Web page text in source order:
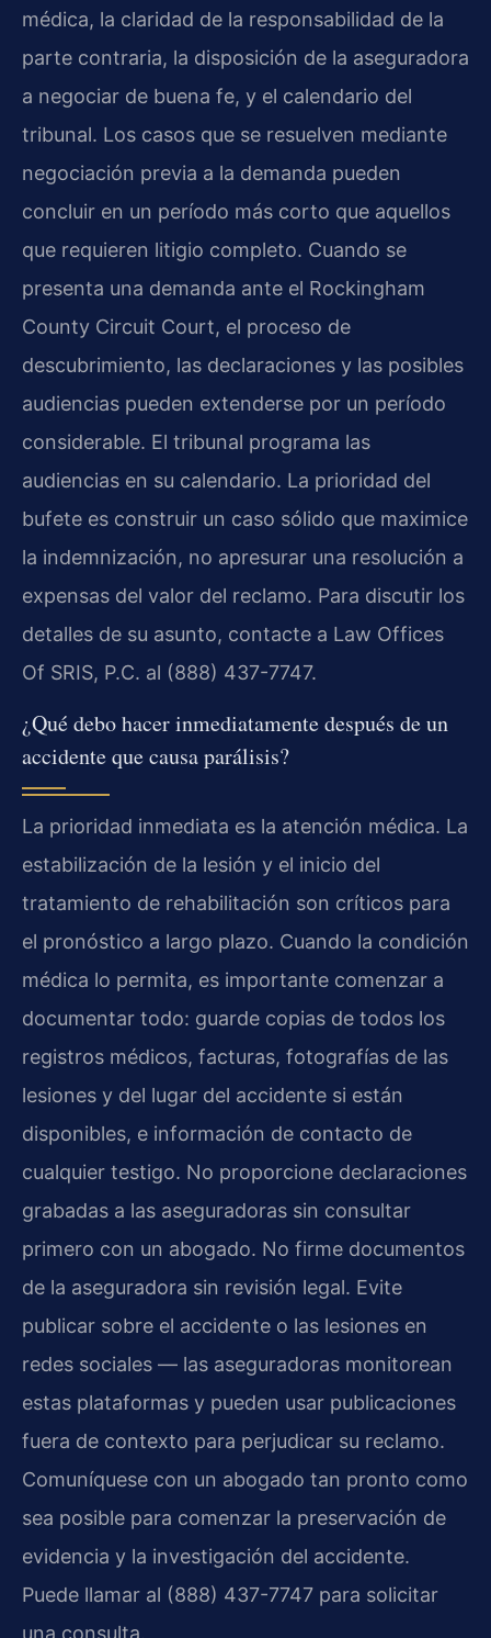
médica, la claridad de la responsabilidad de la
parte contraria, la disposición de la aseguradora
a negociar de buena fe, y el calendario del
tribunal. Los casos que se resuelven mediante
negociación previa a la demanda pueden
concluir en un período más corto que aquellos
que requieren litigio completo. Cuando se
presenta una demanda ante el Rockingham
County Circuit Court, el proceso de
descubrimiento, las declaraciones y las posibles
audiencias pueden extenderse por un período
considerable. El tribunal programa las
audiencias en su calendario. La prioridad del
bufete es construir un caso sólido que maximice
la indemnización, no apresurar una resolución a
expensas del valor del reclamo. Para discutir los
detalles de su asunto, contacte a Law Offices
Of SRIS, P.C. al (888) 437-7747.
¿Qué debo hacer inmediatamente después de un
accidente que causa parálisis?
La prioridad inmediata es la atención médica. La
estabilización de la lesión y el inicio del
tratamiento de rehabilitación son críticos para
el pronóstico a largo plazo. Cuando la condición
médica lo permita, es importante comenzar a
documentar todo: guarde copias de todos los
registros médicos, facturas, fotografías de las
lesiones y del lugar del accidente si están
disponibles, e información de contacto de
cualquier testigo. No proporcione declaraciones
grabadas a las aseguradoras sin consultar
primero con un abogado. No firme documentos
de la aseguradora sin revisión legal. Evite
publicar sobre el accidente o las lesiones en
redes sociales — las aseguradoras monitorean
estas plataformas y pueden usar publicaciones
fuera de contexto para perjudicar su reclamo.
Comuníquese con un abogado tan pronto como
sea posible para comenzar la preservación de
evidencia y la investigación del accidente.
Puede llamar al (888) 437-7747 para solicitar